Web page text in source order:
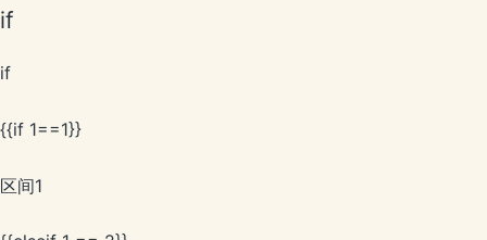
if
if
{{if 1==1}}
区间1